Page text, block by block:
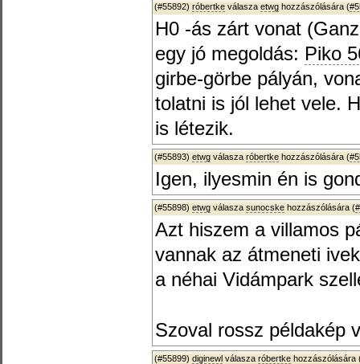
(#55892) róbertke válasza etwg hozzászólására (
H0 -ás zárt vonat
egy jó megoldás: Piko
girbe-görbe pályán,
tolatni is jól lehet vele.
is létezik.
(#55893) etwg válasza róbertke hozzászólására (
Igen, ilyesmin én is
(#55898) etwg válasza sunocske hozzászólására (
Azt hiszem a villamos
vannak az átmeneti
a néhai Vidámpark
Szoval rossz példakép
(#55899) diginewl válasza róbertke hozzászólására